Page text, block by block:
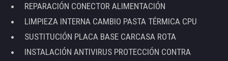
REPARACIÓN CONECTOR ALIMENTACIÓN
LIMPIEZA INTERNA CAMBIO PASTA TÉRMICA CPU
SUSTITUCIÓN PLACA BASE CARCASA ROTA
INSTALACIÓN ANTIVIRUS PROTECCIÓN CONTRA